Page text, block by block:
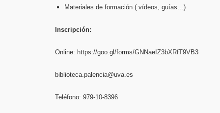
Materiales de formación ( vídeos, guías…)
Inscripción:
Online: https://goo.gl/forms/GNNaeIZ3bXRfT9VB3
biblioteca.palencia@uva.es
Teléfono: 979-10-8396